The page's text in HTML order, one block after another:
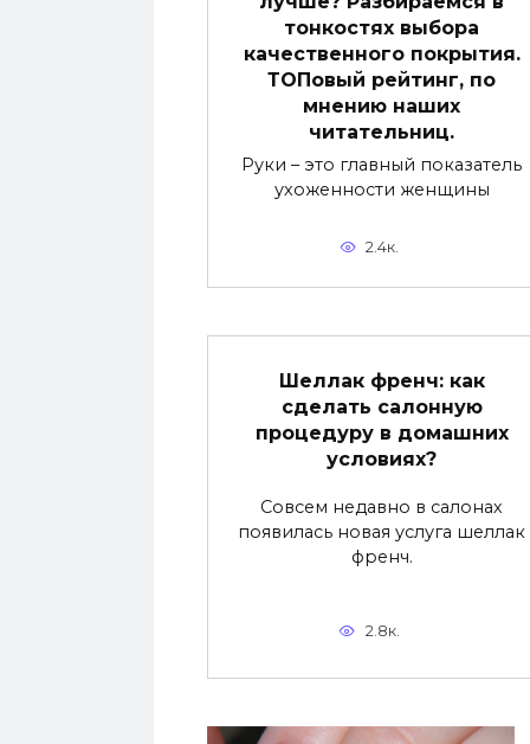
тонкостях выбора
качественного покрытия.
ТОПовый рейтинг, по
мнению наших
читательниц.
Руки – это главный показатель
ухоженности женщины
2.4к.
Шеллак френч: как
сделать салонную
процедуру в домашних
условиях?
Совсем недавно в салонах
появилась новая услуга шеллак
френч.
2.8к.